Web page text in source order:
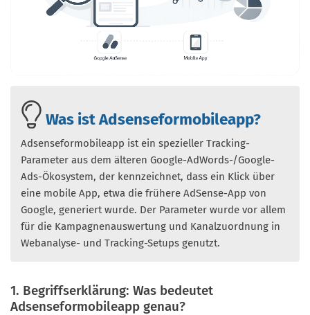
Was ist Adsenseformobileapp?
Adsenseformobileapp ist ein spezieller Tracking-
Parameter aus dem älteren Google-AdWords-/Google-
Ads-Ökosystem, der kennzeichnet, dass ein Klick über
eine mobile App, etwa die frühere AdSense-App von
Google, generiert wurde. Der Parameter wurde vor allem
für die Kampagnenauswertung und Kanalzuordnung in
Webanalyse- und Tracking-Setups genutzt.
1. Begriffserklärung: Was bedeutet
Adsenseformobileapp genau?